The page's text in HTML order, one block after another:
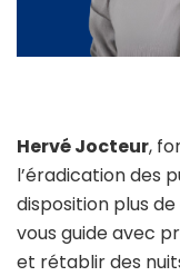
Hervé Jocteur,
l’éradication des
disposition plus
vous guide avec
et rétablir des